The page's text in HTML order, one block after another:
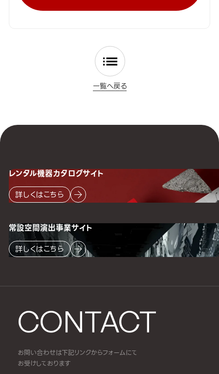
一覧へ戻る
CONTACT
お問い合わせは下記リンクからフォームにて
お受けしております
レンタル機器カタログサイト
詳しくはこちら
常設空間演出事業サイト
詳しくはこちら